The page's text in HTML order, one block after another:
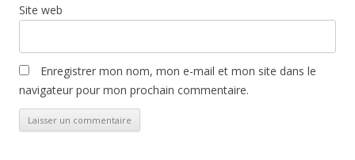
Site web
Enregistrer mon nom, mon e-mail et mon site dans le
navigateur pour mon prochain commentaire.